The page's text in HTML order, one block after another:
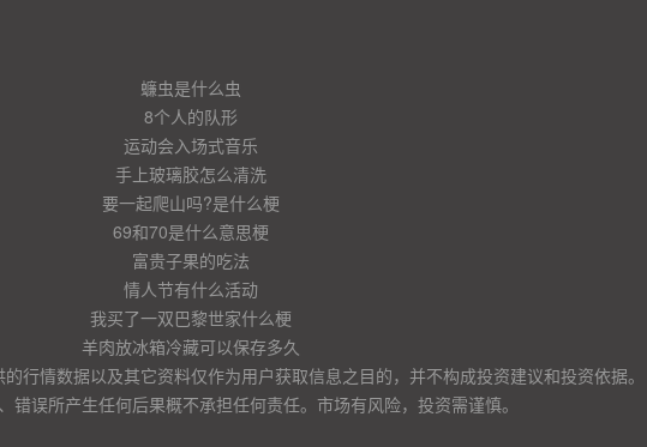
蠊虫是什么虫
8个人的队形
运动会入场式音乐
手上玻璃胶怎么清洗
要一起爬山吗?是什么梗
69和70是什么意思梗
富贵子果的吃法
情人节有什么活动
我买了一双巴黎世家什么梗
羊肉放冰箱冷藏可以保存多久
行情数据以及其它资料仅作为用户获取信息之目的，并不构成投资建议和投资依据。
错误所产生任何后果概不承担任何责任。市场有风险，投资需谨慎。